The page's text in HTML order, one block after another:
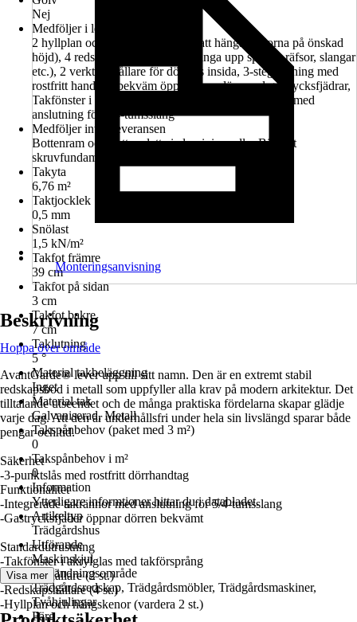
Nej
Medföljer i leveransen
2 hyllplan och 2 hängskenor (för att hänga hyllorna på önskad
höjd), 4 redskapshållare (för att hänga upp spadar, räfsor, slangar
etc.), 2 verktygshållare för dörrens insida, 3-stegslåsning med
rostfritt handtag, bekväm öppning av dörr med gastrycksfjädrar,
Takfönster i akrylglas med takförsprång, hängränna med
anslutning för 5/4-tumsslang
Medföljer inte i leveransen
Bottenram och bottenplatta i aluminium eller Biohort
skruvfundament finns tillgängliga som tillbehör.
Takyta
6,76 m²
Taktjocklek
0,5 mm
Snölast
1,5 kN/m²
Takfot främre
39 cm
Takfot på sidan
3 cm
Takfot bakre
7 cm
Taklutning
5 °
Material takbeläggning
Inget
Material tak
Galvaniserad, Metall
Takspånbehov (paket med 3 m²)
0
Takspånbehov i m²
0
Information
Ytterligare informtioner hittar du i databladet.
Artikeltyp
Trädgårdshus
Utförande
Maskinskjul
Användningsområde
Trädgårdsredskap, Trädgårdsmöbler, Trädgårdsmaskiner,
Tvåhjulingar
Färg
Monteringsanvisning
Beskrivning
Hoppa över område
AvantGarde® lever upp till sitt namn. Den är en extremt stabil
redskapsbod i metall som uppfyller alla krav på modern arkitektur. Det
tilltalande utseendet och de många praktiska fördelarna skapar glädje
varje dag. Att den är underhållsfri under hela sin livslängd sparar både
pengar och tid.
Säkerhet
-3-punktslås med rostfritt dörrhandtag
Funktionalitet
-Integrerade takrännor med anslutning för 5/4-tumsslang
-Gastrycksfjäder öppnar dörren bekvämt
Standardutrustning
-Takfönster i akrylglas med takförsprång
-Verktygshållare (2 st.)
-Redskapshållare (4 st.)
-Hyllplan och hängskenor (vardera 2 st.)
Visa mer